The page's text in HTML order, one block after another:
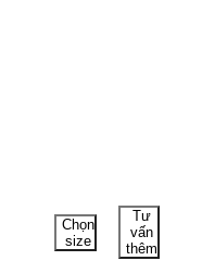
Chọn
size
Tư
vấn
thêm